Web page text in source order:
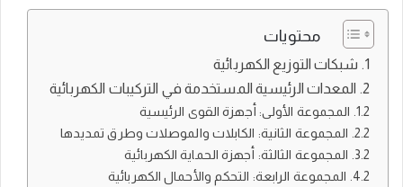
محتويات
شبكات التوزيع الكهربائية
المعدات الرئيسية المستخدمة في التركيبات الكهربائية
المجموعة الأولى: أجهزة القوى الرئيسية
المجموعة الثانية: الكابلات والموصلات وطرق تمديدها
المجموعة الثالثة: أجهزة الحماية الكهربائية
المجموعة الرابعة: التحكم والأحمال الكهربائية